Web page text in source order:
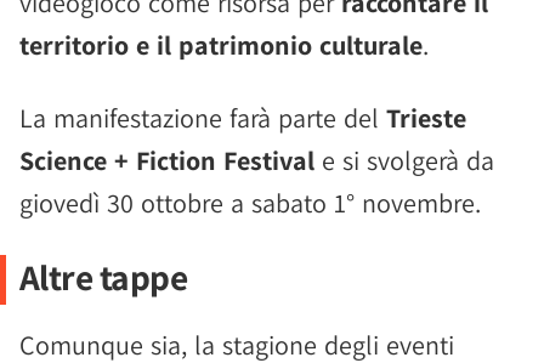
territorio e il patrimonio culturale.
La manifestazione farà parte del Trieste
Science + Fiction Festival e si svolgerà da
giovedì 30 ottobre a sabato 1° novembre.
Altre tappe
Comunque sia, la stagione degli eventi